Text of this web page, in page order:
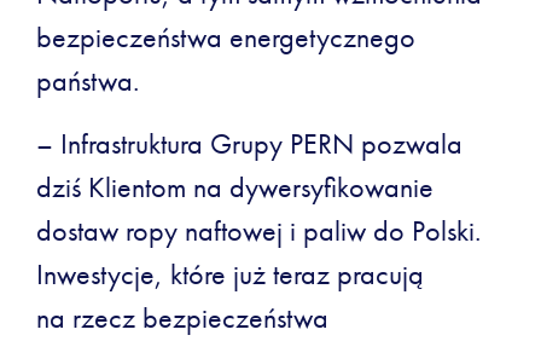
bezpieczeństwa energetycznego
państwa.
– Infrastruktura Grupy PERN pozwala
dziś Klientom na dywersyfikowanie
dostaw ropy naftowej i paliw do Polski.
Inwestycje, które już teraz pracują
na rzecz bezpieczeństwa